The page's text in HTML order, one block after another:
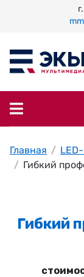
Главная
Гибкий
Гибкий